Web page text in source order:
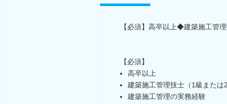
【必須】高卒以上◆建築施工管
【必須】
高卒以上
建築施工管理技士（1級または
建築施工管理の実務経験